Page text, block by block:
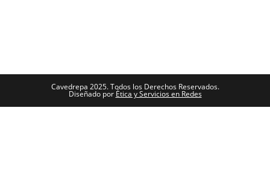
Cavedrepa 2025. Todos los Derechos Reservados.
Diseñado por Ética y Servicios en Redes